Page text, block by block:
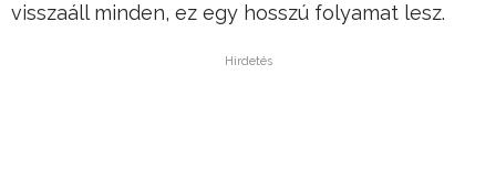
visszaáll minden, ez egy hosszú folyamat lesz.
Hirdetés